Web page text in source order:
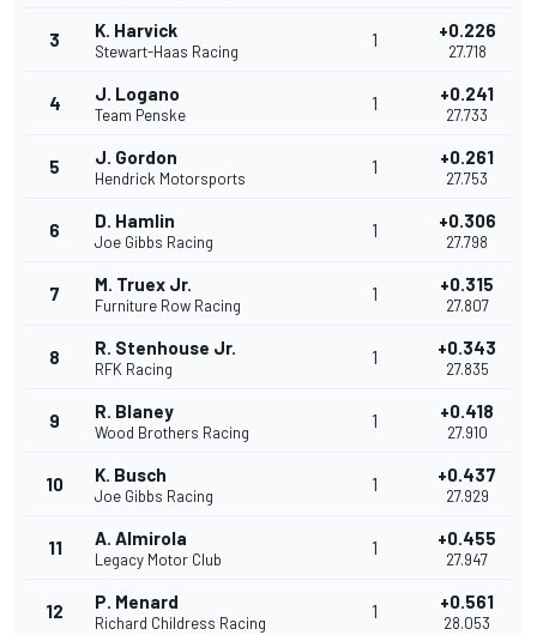
3 K. Harvick
Stewart-Haas Racing
1 +0.226
27.718
4 J. Logano
Team Penske
1 +0.241
27.733
5 J. Gordon
Hendrick Motorsports
1 +0.261
27.753
6 D. Hamlin
Joe Gibbs Racing
1 +0.306
27.798
7 M. Truex Jr.
Furniture Row Racing
1 +0.315
27.807
8 R. Stenhouse Jr.
RFK Racing
1 +0.343
27.835
9 R. Blaney
Wood Brothers Racing
1 +0.418
27.910
10 K. Busch
Joe Gibbs Racing
1 +0.437
27.929
11 A. Almirola
Legacy Motor Club
1 +0.455
27.947
12 P. Menard
Richard Childress Racing
1 +0.561
28.053